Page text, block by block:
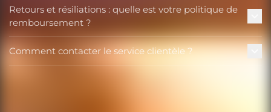
Retours et résiliations : quelle est votre politique de
remboursement ?
Comment contacter le service clientèle ?